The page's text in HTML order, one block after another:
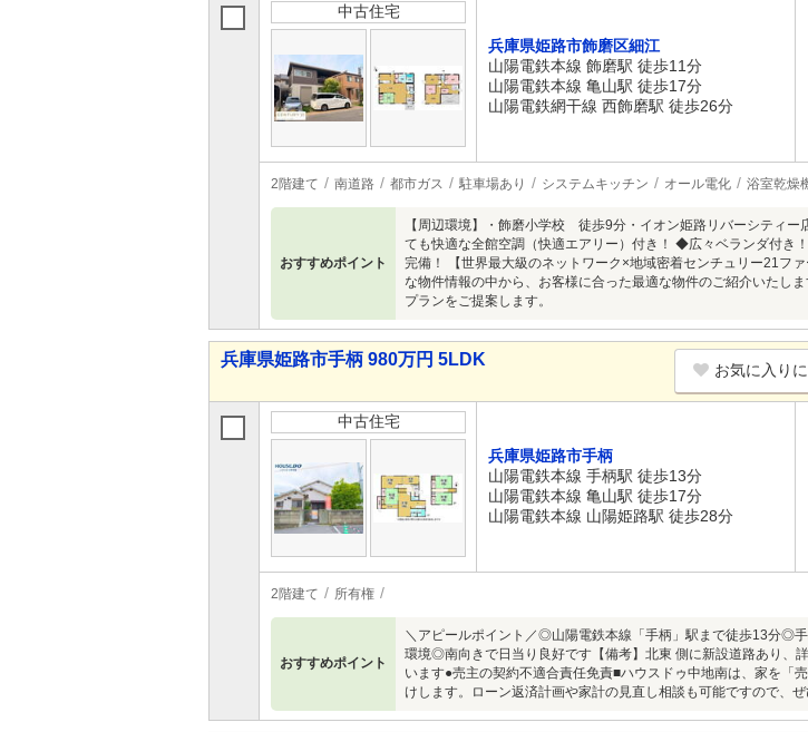
中古住宅
兵庫県姫路市飾磨区細江
山陽電鉄本線 飾磨駅 徒歩11分
山陽電鉄本線 亀山駅 徒歩17分
山陽電鉄網干線 西飾磨駅 徒歩26分
2階建て 南道路 都市ガス 駐車場あり システムキッチン オール電化 浴室乾燥
おすすめポイント
【周辺環境】・飾磨小学校 徒歩9分・イオン姫路リバーシテ
ても快適な全館空調（快適エアリー）付き！ ◆広々ベランダ付き
完備！ 【世界最大級のネットワーク×地域密着センチュリー21フ
な物件情報の中から、お客様に合った最適な物件のご紹介いたし
プランをご提案します。
兵庫県姫路市手柄 980万円 5LDK
お気に入り
中古住宅
兵庫県姫路市手柄
山陽電鉄本線 手柄駅 徒歩13分
山陽電鉄本線 亀山駅 徒歩17分
山陽電鉄本線 山陽姫路駅 徒歩28分
2階建て 所有権
おすすめポイント
＼アピールポイント／◎山陽電鉄本線「手柄」駅まで徒歩13分◎
環境◎南向きで日当り良好です【備考】北東 側に新設道路あり、
います●売主の契約不適合責任免責■ハウスドゥ中地南は、家を「
けします。ローン返済計画や家計の見直し相談も可能ですので、ぜ